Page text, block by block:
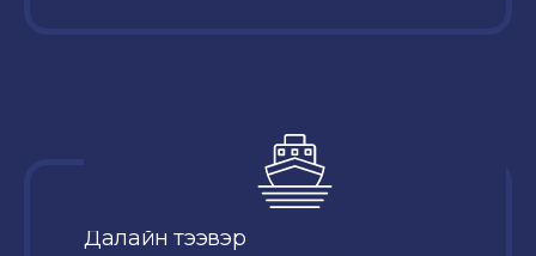
Далайн тээвэр